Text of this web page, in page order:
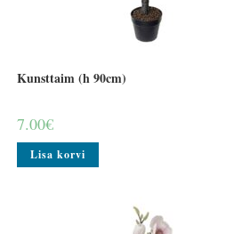
Kunsttaim (h 90cm)
7.00€
Lisa korvi